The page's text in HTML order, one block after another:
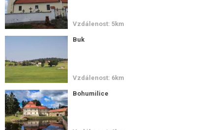
Vzdálenost: 5km
Buk
Vzdálenost: 6km
Bohumilice